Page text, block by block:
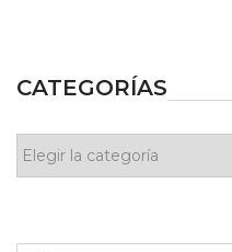
CATEGORÍAS